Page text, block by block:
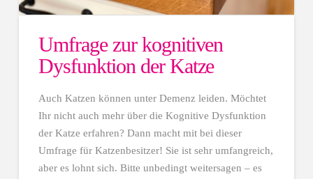
Umfrage zur kognitiven
Dysfunktion der Katze
Auch Katzen können unter Demenz leiden. Möchtet
Ihr nicht auch mehr über die Kognitive Dysfunktion
der Katze erfahren? Dann macht mit bei dieser
Umfrage für Katzenbesitzer! Sie ist sehr umfangreich,
aber es lohnt sich. Bitte unbedingt weitersagen – es